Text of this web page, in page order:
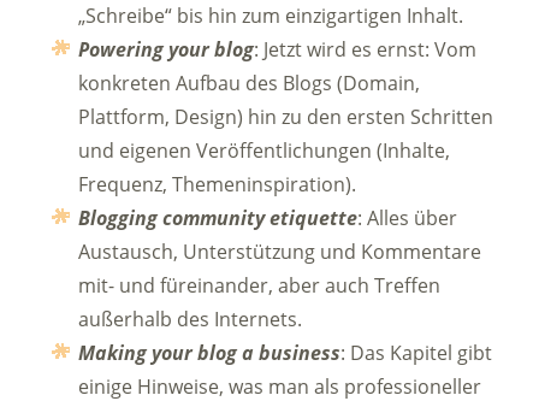
„Schreibe“ bis hin zum einzigartigen Inhalt.
Powering your blog: Jetzt wird es ernst: Vom
konkreten Aufbau des Blogs (Domain,
Plattform, Design) hin zu den ersten Schritten
und eigenen Veröffentlichungen (Inhalte,
Frequenz, Themeninspiration).
Blogging community etiquette: Alles über
Austausch, Unterstützung und Kommentare
mit- und füreinander, aber auch Treffen
außerhalb des Internets.
Making your blog a business: Das Kapitel gibt
einige Hinweise, was man als professioneller